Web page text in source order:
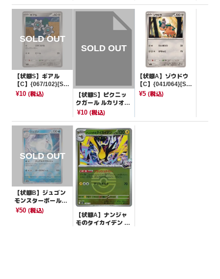
【状態S】ギアル
【C】{067/102}[SV
7]
¥10 (税込)
【状態S】ピクニッ
クガール ルカリオマ
ーク【-】{065/066}
¥10(税込)
【状態A】ゾウドウ
【C】{041/064}[SV
6a]
¥5 (税込)
【状態B】ジュゴン
モンスターボールミ
ラー【U】{087/165}
¥50 (税込)
【状態A】ナンジャ
モのタイカイデン モ